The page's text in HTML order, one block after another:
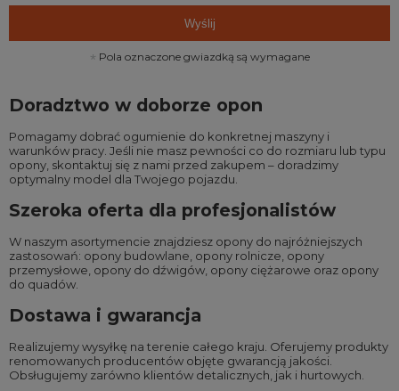
Wyślij
Pola oznaczone gwiazdką są wymagane
Doradztwo w doborze opon
Pomagamy dobrać ogumienie do konkretnej maszyny i
warunków pracy. Jeśli nie masz pewności co do rozmiaru lub typu
opony, skontaktuj się z nami przed zakupem – doradzimy
optymalny model dla Twojego pojazdu.
Szeroka oferta dla profesjonalistów
W naszym asortymencie znajdziesz opony do najróżniejszych
zastosowań: opony budowlane opony rolnicze opony
przemysłowe opony do dźwigów opony ciężarowe oraz opony
do quadów
Dostawa i gwarancja
Realizujemy wysyłkę na terenie całego kraju. Oferujemy produkty
renomowanych producentów objęte gwarancją jakości.
Obsługujemy zarówno klientów detalicznych, jak i hurtowych.